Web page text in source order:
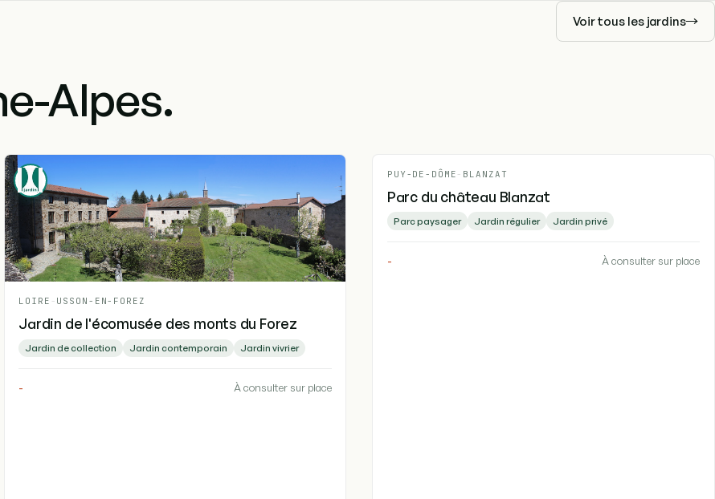
Alpes.
Voir tous les jardins
LOIRE - USSON-EN-FOREZ
Jardin de l'écomusée des monts du Forez
Jardin de collection Jardin contemporain Jardin vivrier
- À consulter sur place
PUY-DE-DÔME - BLANZAT
Parc du château Blanzat
Parc paysager Jardin régulier Jardin privé
- À consulter sur place